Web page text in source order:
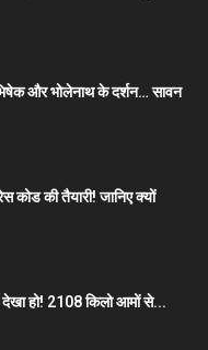
और भोलेनाथ के दर्शन… सावन
कोड की तैयारी! जानिए क्यों
देखा हो! 2108 किलो आमों से...